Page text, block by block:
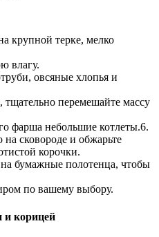
крупной терке, мелко
влагу.
овсяные хлопья и
тщательно перемешайте массу
фарша небольшие котлеты.6.
на сковороде и обжарьте
корочки.
бумажные полотенца, чтобы
по вашему выбору.
и корицей